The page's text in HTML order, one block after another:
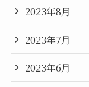
2023年8月
2023年7月
2023年6月